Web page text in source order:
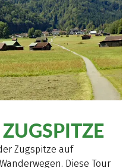
Zugspitze auf
Diese Tour